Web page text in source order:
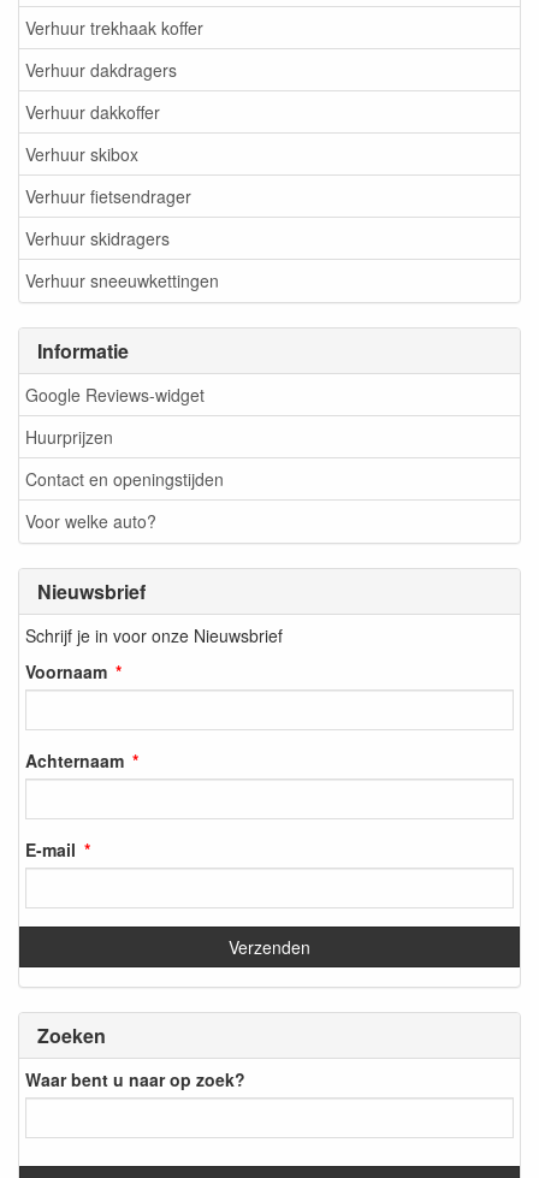
Verhuur trekhaak koffer
Verhuur dakdragers
Verhuur dakkoffer
Verhuur skibox
Verhuur fietsendrager
Verhuur skidragers
Verhuur sneeuwkettingen
Informatie
Google Reviews-widget
Huurprijzen
Contact en openingstijden
Voor welke auto?
Nieuwsbrief
Schrijf je in voor onze Nieuwsbrief
Voornaam
Achternaam
E-mail
Zoeken
Waar bent u naar op zoek?